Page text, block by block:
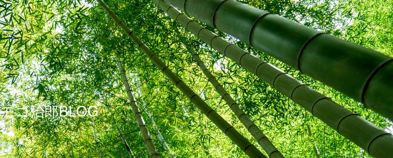
サラリーマン奮闘記
モコ治郎BLOG